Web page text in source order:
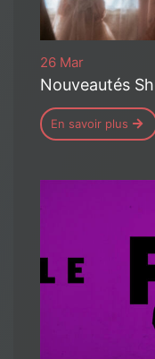
26 Mar
Nouveautés
En savoir plus